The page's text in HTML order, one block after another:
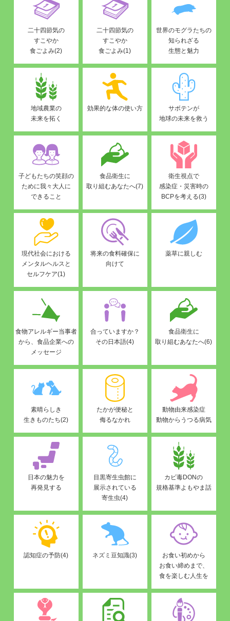
二十四節気の
すこやか
食ごよみ(2)
二十四節気の
すこやか
食ごよみ(1)
世界のモグラたちの
知られざる
生態と魅力
地域農業の
未来を拓く
効果的な体の使い方
サボテンが
地球の未来を救う
子どもたちの笑顔の
ために我々大人に
できること
食品衛生に
取り組むあなたへ(7)
衛生視点で
感染症・災害時の
BCPを考える(3)
現代社会における
メンタルヘルスと
セルフケア(1)
将来の食料確保に
向けて
薬草に親しむ
食物アレルギー当事者
から、食品企業への
メッセージ
合っていますか？
その日本語(4)
食品衛生に
取り組むあなたへ(6)
素晴らしき
生きものたち(2)
たかが便秘と
侮るなかれ
動物由来感染症
動物からうつる病気
日本の魅力を
再発見する
目黒寄生虫館に
展示されている
寄生虫(4)
カビ毒DONの
規格基準よもやま話
認知症の予防(4) ネズミ豆知識(3)
お食い初めから
お食い締めまで、
食を楽しむ人生を